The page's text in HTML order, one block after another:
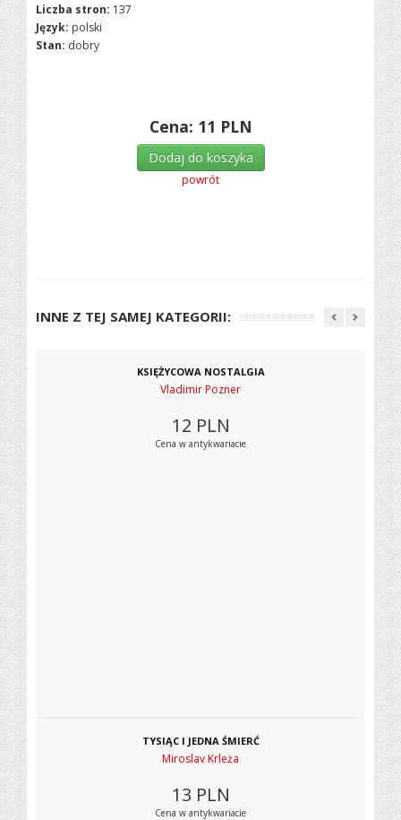
Liczba stron: 137
Język: polski
Stan: dobry
Cena: 11 PLN
Dodaj do koszyka
powrót
INNE Z TEJ SAMEJ KATEGORII:
KSIĘŻYCOWA NOSTALGIA
Vladimir Pozner
12 PLN
Cena w antykwariacie
TYSIĄC I JEDNA ŚMIERĆ
Miroslav Krleża
13 PLN
Cena w antykwariacie